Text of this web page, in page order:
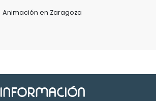
Animación en Zaragoza
INFORMACIÓN